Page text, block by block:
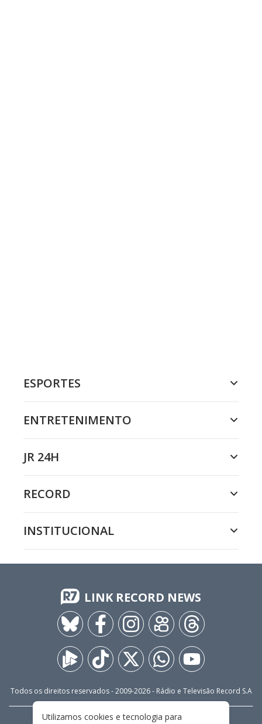
ESPORTES
ENTRETENIMENTO
JR 24H
RECORD
INSTITUCIONAL
LINK RECORD NEWS
Todos os direitos reservados - 2009-2026- Rádio e Televisão Record S.A
Utilizamos cookies e tecnologia para